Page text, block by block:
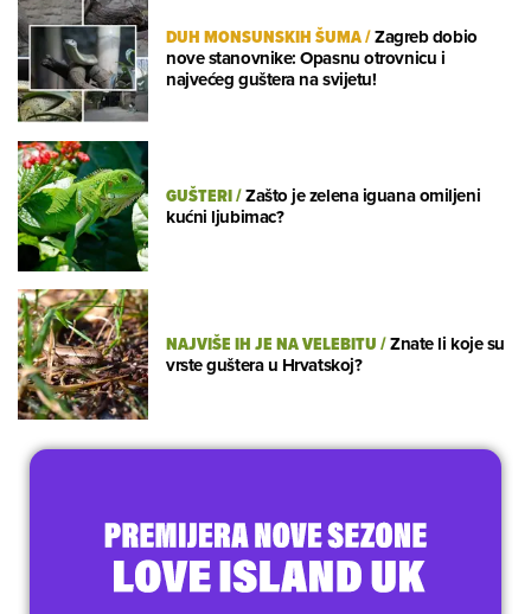
DUH MONSUNSKIH ŠUMA/Zagreb dobio
nove stanovnike: Opasnu otrovnicu i
najvećeg guštera na svijetu!
GUŠTERI/Zašto je zelena iguana omiljeni
kućni ljubimac?
NAJVIŠE IH JE NA VELEBITU/Znate li koje su
vrste guštera u Hrvatskoj?